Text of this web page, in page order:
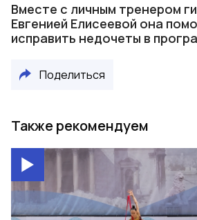
Вместе с личным тренером
Евгенией Елисеевой она
исправить недочеты в
Поделиться
Также рекомендуем